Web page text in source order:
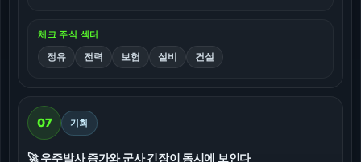
체크 주식 섹터
정유 전력 보험 설비 건설
07 기회
🚀 우주발사 증가와 군사 긴장이 동시에 보인다